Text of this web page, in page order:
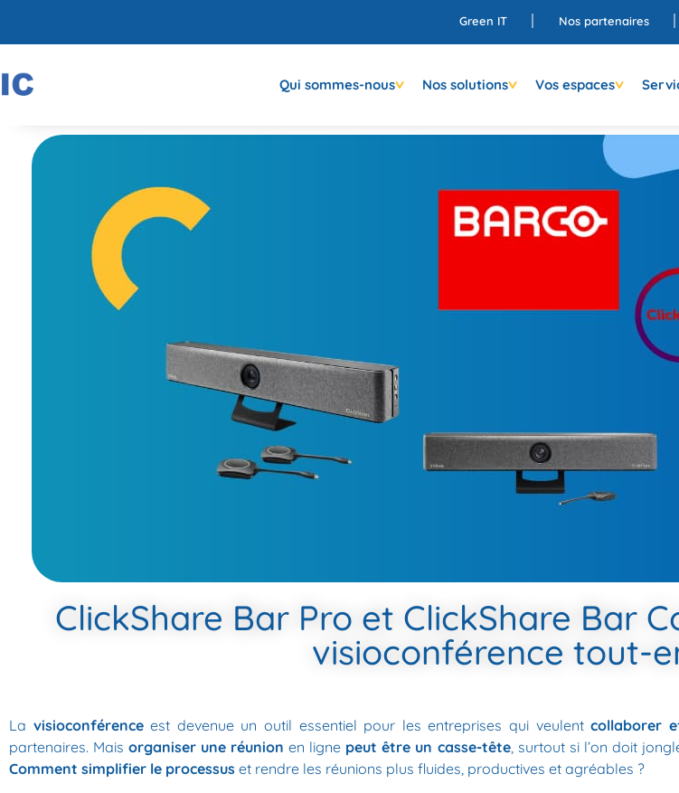
Green IT Nos partenaires
Qui sommes-nous Nos solutions Vos espaces
ClickShare Bar Pro et ClickShare Bar
visioconférence tout-
La visioconférenceest devenue un outil essentiel pour les entreprises qui veulentcollaborer
partenaires. Maisorganiser une réunion en ligne peut être un casse-tête, surtout si l’on doit
Comment simplifier le processus et rendre les réunions plus fluides, productives et agréables ?